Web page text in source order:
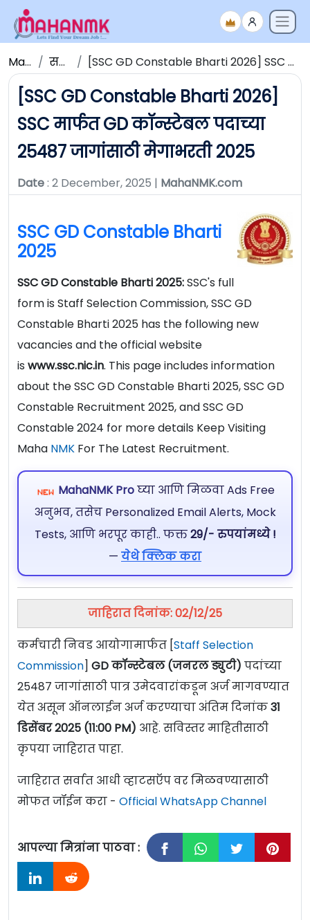
Maha NMK सर्व जाहिराती [SSC GD Constable Bharti 2026] SSC मार्फत GD कॉन्स्टेबल पदाच्या 25487 जागांसाठी मेगाभरती 2025
[SSC GD Constable Bharti 2026]
SSC मार्फत GD कॉन्स्टेबल पदाच्या
25487 जागांसाठी मेगाभरती 2025
Date: 2 December, 2025 | MahaNMK.com
SSC GD Constable Bharti
2025
SSC GD Constable Bharti 2025:SSC's full
form is Staff Selection Commission, SSC GD
Constable Bharti 2025 has the following new
vacancies and the official website
is www.ssc.nic.in. This page includes information
about the SSC GD Constable Bharti 2025, SSC GD
Constable Recruitment 2025, and SSC GD
Constable 2024 for more details Keep Visiting
Maha NMK For The Latest Recruitment.
MahaNMK Proघ्या आणि मिळवा Ads Free
अनुभव, तसेच Personalized Email Alerts, Mock
Tests, आणि भरपूर काही.. फक्त29/- रुपयांमध्ये !
— येथे क्लिक करा
जाहिरात दिनांक: 02/12/25
कर्मचारी निवड आयोगामार्फत [Staff Selection
Commission] GD कॉन्स्टेबल (जनरल ड्युटी) पदांच्या
25487 जागांसाठी पात्र उमेदवारांकडून अर्ज मागवण्यात
येत असून ऑनलाईन अर्ज करण्याचा अंतिम दिनांक31
डिसेंबर 2025 (11:00 PM) आहे. सविस्तर माहितीसाठी
कृपया जाहिरात पाहा.
जाहिरात सर्वात आधी व्हाटसऍप वर मिळवण्यासाठी
मोफत जॉईन करा - Official WhatsApp Channel
आपल्या मित्रांना पाठवा :